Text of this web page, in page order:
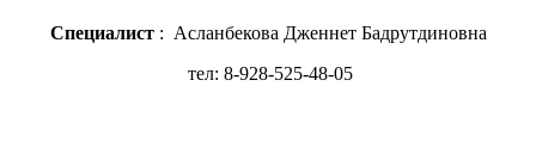
Специалист : Асланбекова Дженнет Бадрутдиновна
тел: 8-928-525-48-05